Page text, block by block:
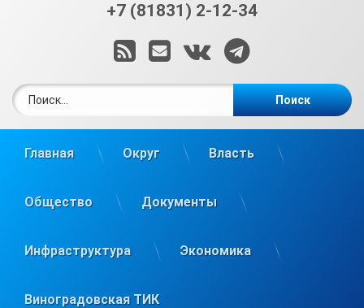
+7 (81831) 2-12-34
RSSE-mailВКонтакте
Telegram
Главная Округ Власть
Общество Документы
Инфраструктура Экономика
Виноградовская ТИК